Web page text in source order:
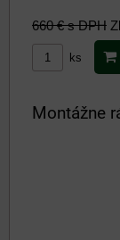
660 €s DPH
ks
Montážne